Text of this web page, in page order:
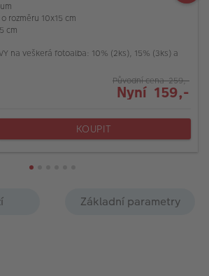
rozměru 10x15 cm
cm
na veškerá fotoalba: 10% (2ks), 15% (3ks) a
Původní cena 259,-
Nyní 159,-
KOUPIT
Základní parametry